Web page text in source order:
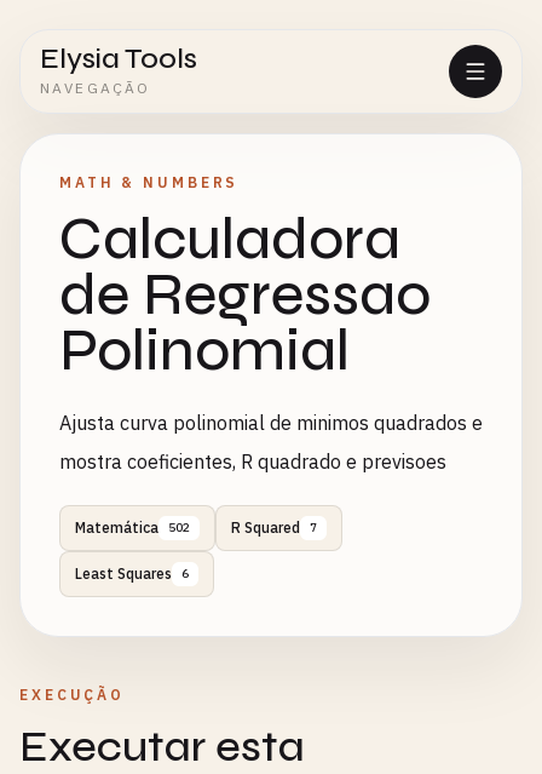
Elysia Tools
NAVEGAÇÃO
MATH & NUMBERS
Calculadora
de Regressao
Polinomial
Ajusta curva polinomial de minimos quadrados e
mostra coeficientes, R quadrado e previsoes
Matemática 502 R Squared 7
Least Squares 6
EXECUÇÃO
Executar esta